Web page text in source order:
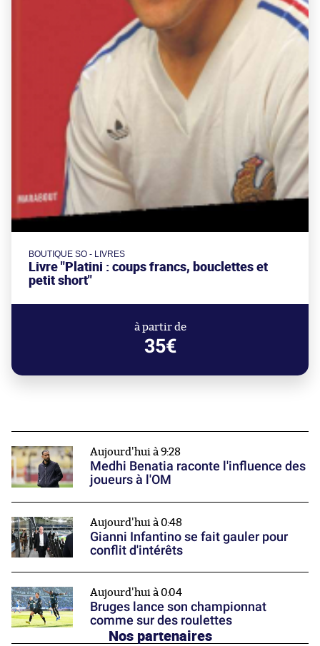
BOUTIQUE SO - LIVRES
Livre "Platini : coups francs, bouclettes et
petit short"
à partir de
35€
Aujourd'hui à 9:28
Medhi Benatia raconte l'influence des
joueurs à l'OM
Aujourd'hui à 0:48
Gianni Infantino se fait gauler pour
conflit d'intérêts
Aujourd'hui à 0:04
Bruges lance son championnat
comme sur des roulettes
Nos partenaires